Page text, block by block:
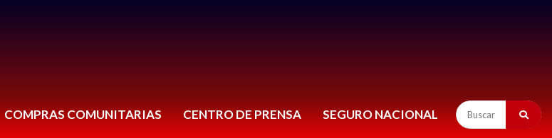
COMPRAS COMUNITARIAS CENTRO DE PRENSA SEGURO NACIONAL